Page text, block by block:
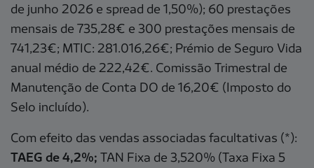
de junho 2026 e spread de 1,50%); 60 prestações
mensais de 735,28€ e 300 prestações mensais de
741,23€; MTIC: 281.016,26€; Prémio de Seguro Vida
anual médio de 222,42€. Comissão Trimestral de
Manutenção de Conta DO de 16,20€ (Imposto do
Selo incluído).
Com efeito das vendas associadas facultativas (*):
TAEG de 4,2%; TAN Fixa de 3,520% (Taxa Fixa 5